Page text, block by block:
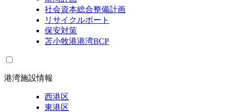
社会資本総合整備計画
リサイクルポート
保安対策
苫小牧港港湾BCP
港湾施設情報
西港区
東港区